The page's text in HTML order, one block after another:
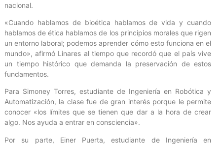
nacional.
«Cuando hablamos de bioética hablamos de vida y cuando
hablamos de ética hablamos de los principios morales que rigen
un entorno laboral; podemos aprender cómo esto funciona en el
mundo», afirmó Linares al tiempo que recordó que el país vive
un tiempo histórico que demanda la preservación de estos
fundamentos.
Para Simoney Torres, estudiante de Ingeniería en Robótica y
Automatización, la clase fue de gran interés porque le permite
conocer «los límites que se tienen que dar a la hora de crear
algo. Nos ayuda a entrar en consciencia».
Por su parte, Einer Puerta, estudiante de Ingeniería en